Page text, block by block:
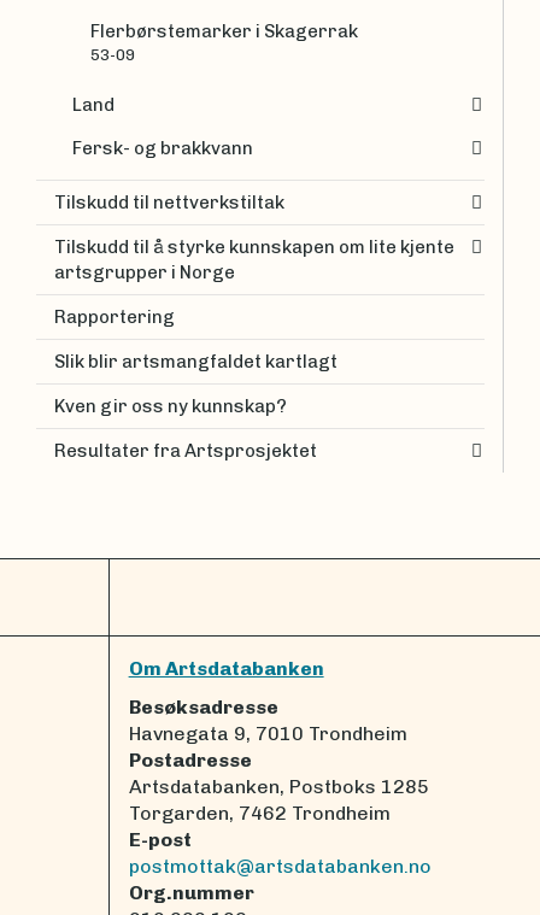
Flerbørstemarker i Skagerrak
53-09
Land
Fersk- og brakkvann
Tilskudd til nettverkstiltak
Tilskudd til å styrke kunnskapen om lite kjente
artsgrupper i Norge
Rapportering
Slik blir artsmangfaldet kartlagt
Kven gir oss ny kunnskap?
Resultater fra Artsprosjektet
Om Artsdatabanken
Besøksadresse
Havnegata 9, 7010 Trondheim
Postadresse
Artsdatabanken, Postboks 1285
Torgarden, 7462 Trondheim
E-post
postmottak@artsdatabanken.no
Org.nummer